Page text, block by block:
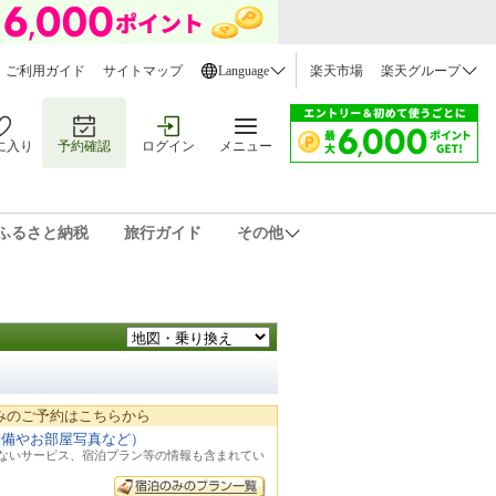
ご利用ガイド サイトマップ Language 楽天市場 楽天グループ
入り 予約確認 ログイン メニュー
るさと納税 旅行ガイド その他
のご予約はこちらから
やお部屋写真など）
いサービス、宿泊プラン等の情報も含まれてい